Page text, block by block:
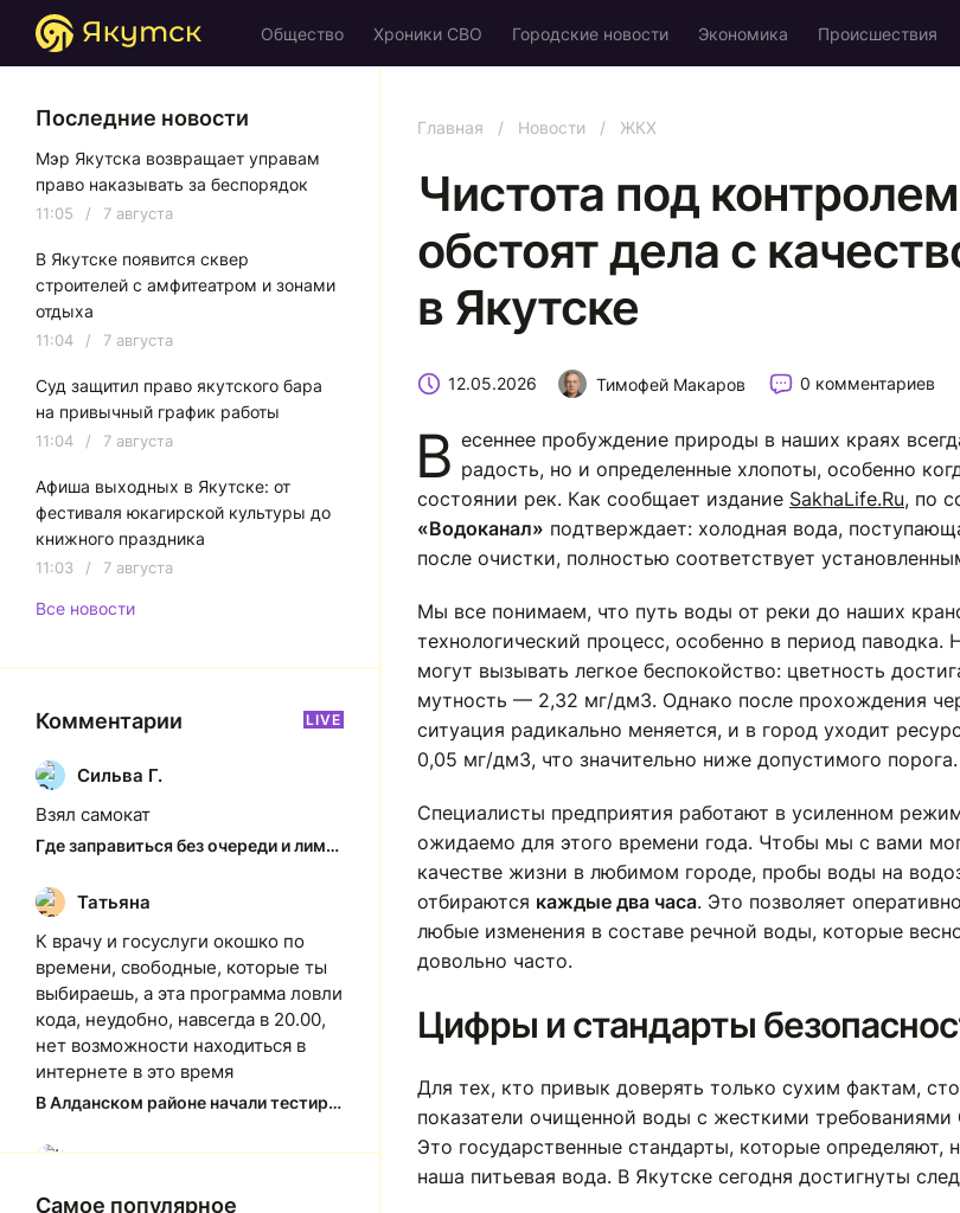
Общество Хроники СВО Городские новости Экономика Происшествия
Главная / Новости / ЖКХ
Чистота под
обстоят дела с
в Якутске
Тимофей Макаров 0 комментариев
12.05.2026
В есеннее пробуждение природы в наших краях
радость, но и определенные хлопоты, особенно
состоянии рек. Как сообщает издание SakhaLife.Ru, по
«Водоканал» подтверждает: холодная вода,
после очистки, полностью соответствует
Мы все понимаем, что путь воды от реки до наших
технологический процесс, особенно в период паводка.
могут вызывать легкое беспокойство: цветность
мутность — 2,32 мг/дм3. Однако после прохождения
ситуация радикально меняется, и в город уходит
0,05 мг/дм3, что значительно ниже допустимого порога.
Специалисты предприятия работают в усиленном
ожидаемо для этого времени года. Чтобы мы с вами
качестве жизни в любимом городе, пробы воды на
отбираются каждые два часа. Это позволяет
любые изменения в составе речной воды, которые
довольно часто.
Цифры и стандарты
Для тех, кто привык доверять только сухим фактам,
показатели очищенной воды с жесткими требованиями
Это государственные стандарты, которые определяют,
наша питьевая вода. В Якутске сегодня достигнуты
Последние новости
Мэр Якутска возвращает управам
право наказывать за беспорядок
11:05 / 7 августа
В Якутске появится сквер
строителей с амфитеатром и зонами
отдыха
11:04 / 7 августа
Суд защитил право якутского бара
на привычный график работы
11:04 / 7 августа
Афиша выходных в Якутске: от
фестиваля юкагирской культуры до
книжного праздника
11:03 / 7 августа
Все новости
Комментарии LIVE
С
Сильва Г.
Взял самокат
Где заправиться без очереди и лимитов: актуальная ситуация на АЗС Якутска
Т
Татьяна
К врачу и госуслуги окошко по
времени, свободные, которые ты
выбираешь, а эта программа ловли
кода, неудобно, навсегда в 20.00,
нет возможности находиться в
интернете в это время
В Алданском районе начали тестировать систему заправки по QR-кодам
Ю
Юлия Анатольевна
Спасибо за краткий, рассказ об
Самое популярное